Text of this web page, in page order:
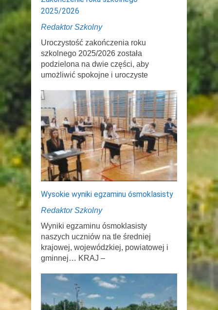
2025/2026
Redaktor Szkolny
Uroczystość zakończenia roku
szkolnego 2025/2026 została
podzielona na dwie części, aby
umożliwić spokojne i uroczyste
Wysokie wyniki egzaminu ósmoklasisty
Redaktor Szkolny
Wyniki egzaminu ósmoklasisty
naszych uczniów na tle średniej
krajowej, wojewódzkiej, powiatowej i
gminnej… KRAJ –